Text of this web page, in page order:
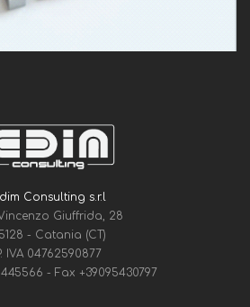
Consulting s.r.l
Giuffrida, 28
- Catania (CT)
IVA 04762590877
- Fax +39095430797